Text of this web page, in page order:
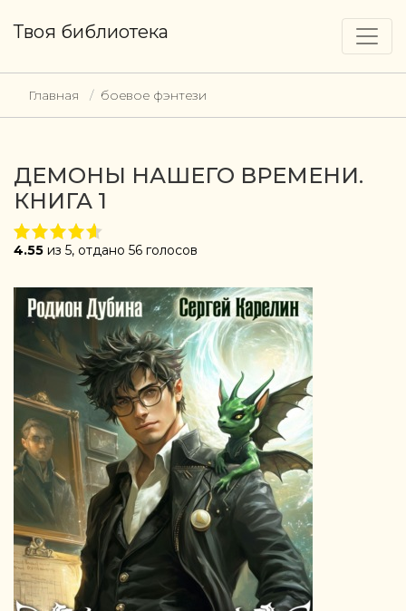
Твоя библиотека
Главная боевое фэнтези
ДЕМОНЫ НАШЕГО ВРЕМЕНИ.
КНИГА 1
4.55 из 5, отдано 56 голосов